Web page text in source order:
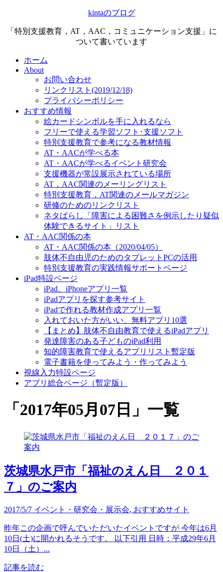
kintaのブログ
「特別支援教育，AT，AAC，コミュニケーション支援」に
ついて書いています
ホーム
About
お問い合わせ
リンクリスト(2019/12/18)
プライバシーポリシー
おすすめ情報
絵カードシンボルを手に入れるなら
フリーで使える学習ソフト･支援ソフト
特別支援教育で参考になる教材情報
AT・AACが学べる本
AT・AACが学べるイベント研究会
支援機器が常設展示されている場所
AT，AAC関連のメーリングリスト
特別支援教育，AT関連のメールマガジン
研修のためのリンクリスト
ネタばらし「障害による困難さを例示したり疑似
体験できるサイト」リスト
AT・AAC関係の本
AT・AAC関係の本（2020/04/05）
肢体不自由児のためのタブレットPCの活用
特別支援教育の実践情報サポートページ
iPad特設ページ
iPad、iPhoneアプリ一覧
iPadアプリを探す参考サイト
iPadで作れる教材作成アプリ一覧
入れておいた方がいい、無料アプリ10選
【まとめ】肢体不自由教育で使えるiPadアプリ
発達障害のある子どものiPad利用
知的障害教育で使えるアプリリスト暫定版
電子書籍を使ってみよう・作ってみよう
視線入力特設ページ
アプリ総合ページ（暫定版）
「 2017年05月07日 」 一覧
茨城県水戸市「福祉のえん日 ２０１
７」のご案内
2017/5/7 イベント・研究会・展示会, おすすめサイト
昨年この企画で呼んでいただいたイベントですが 今年は6月
10日(土)に開かれるそうです。 以下引用 日時：平成29年6月
10日（土）...
記事を読む